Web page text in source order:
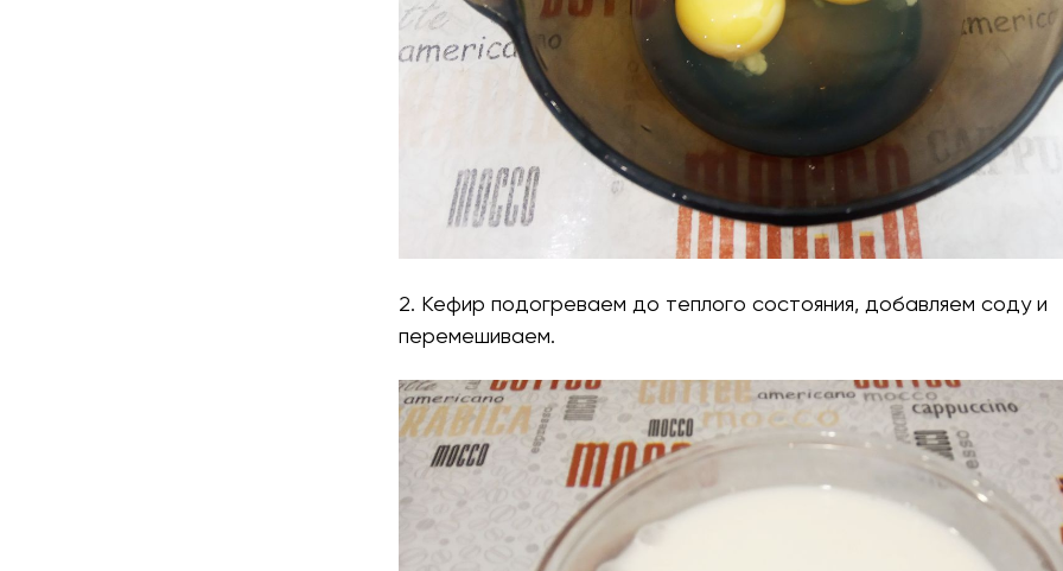
2. Кефир подогреваем до теплого состояния, добавляем соду и
перемешиваем.